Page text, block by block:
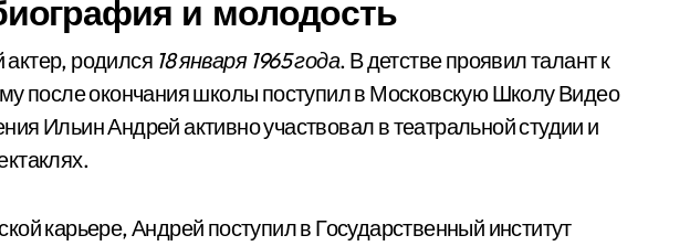
и молодость
актер, родился 18 января 1965 года. В детстве проявил талант к
после окончания школы поступил в Московскую Школу Видео
Ильин Андрей активно участвовал в театральной студии и
карьере, Андрей поступил в Государственный институт